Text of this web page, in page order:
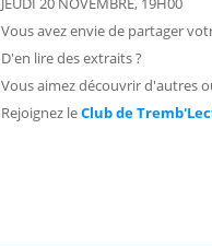
Vous avez envie de partager
D'en lire des extraits ?
Vous aimez découvrir d'autres
Rejoignez leClub de